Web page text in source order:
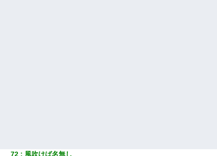
72 風吹けば名無し